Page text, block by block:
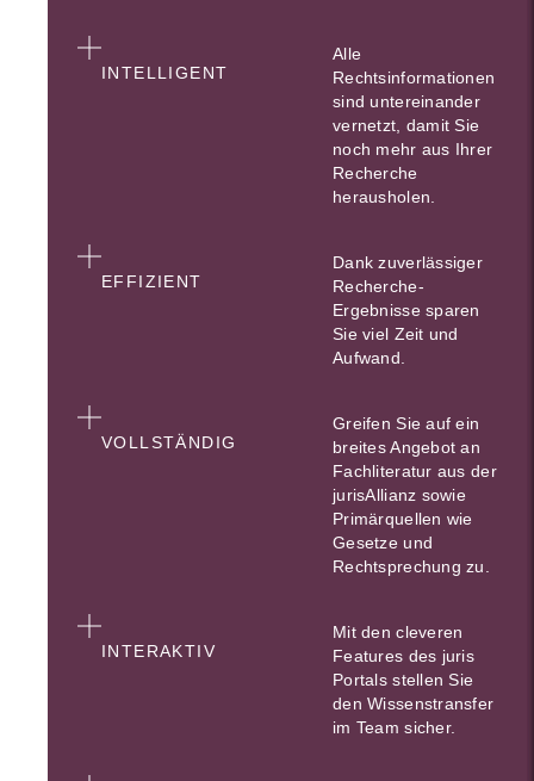
INTELLIGENT
Alle
Rechtsinformationen
sind untereinander
vernetzt, damit Sie
noch mehr aus Ihrer
Recherche
herausholen.
EFFIZIENT
Dank zuverlässiger
Recherche-
Ergebnisse sparen
Sie viel Zeit und
Aufwand.
VOLLSTÄNDIG
Greifen Sie auf ein
breites Angebot an
Fachliteratur aus der
jurisAllianz sowie
Primärquellen wie
Gesetze und
Rechtsprechung zu.
INTERAKTIV
Mit den cleveren
Features des juris
Portals stellen Sie
den Wissenstransfer
im Team sicher.